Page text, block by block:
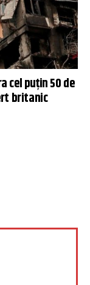
cel puțin 50 de
britanic